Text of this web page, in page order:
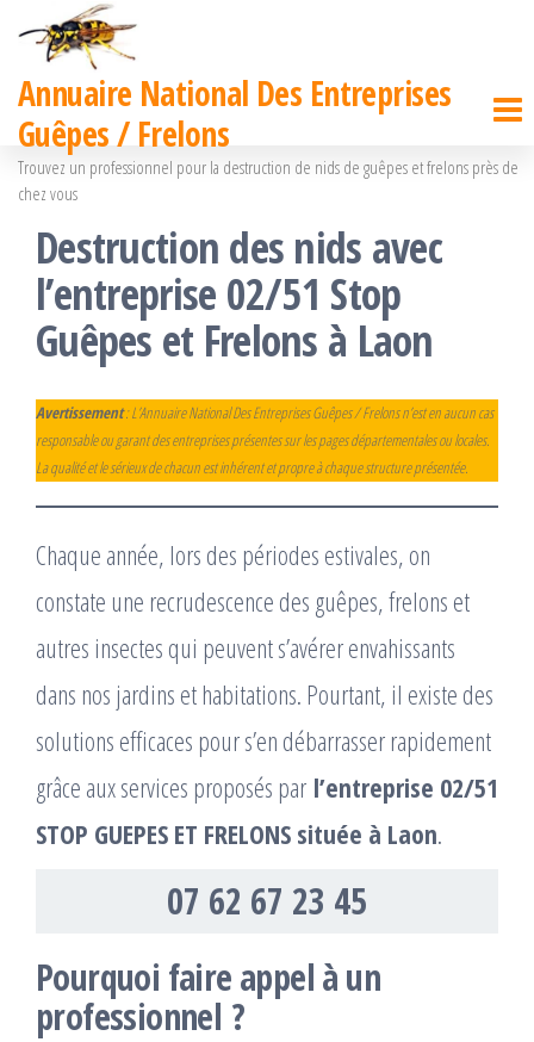
Passer
contenu
Annuaire National Des Entreprises
Guêpes / Frelons
Trouvez un professionnel pour la destruction de nids de guêpes et frelons près de
chez vous
Destruction des nids avec
l’entreprise 02/51 Stop
Guêpes et Frelons à Laon
Avertissement: L’Annuaire National Des Entreprises Guêpes / Frelons n’est en aucun cas
responsable ou garant des entreprises présentes sur les pages départementales ou locales.
La qualité et le sérieux de chacun est inhérent et propre à chaque structure présentée.
Chaque année, lors des périodes estivales, on
constate une recrudescence des guêpes, frelons et
autres insectes qui peuvent s’avérer envahissants
dans nos jardins et habitations. Pourtant, il existe des
solutions efficaces pour s’en débarrasser rapidement
grâce aux services proposés par l’entreprise 02/51
STOP GUEPES ET FRELONS située à Laon.
07 62 67 23 45
Pourquoi faire appel à un
professionnel ?